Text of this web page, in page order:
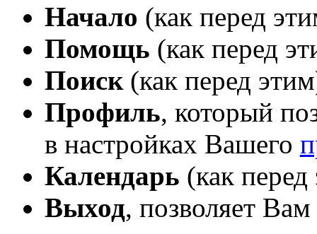
Начало (как перед
Помощь (как перед
Поиск(как перед
Профиль, который
в настройках Вашего
Календарь (как
Выход, позволяет Вам